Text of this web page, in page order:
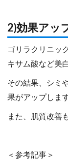
2)効果アッ
ゴリラクリニッ
キサム酸など美
その結果、シミ
果がアップします
また、肌質改善
＜参考記事＞